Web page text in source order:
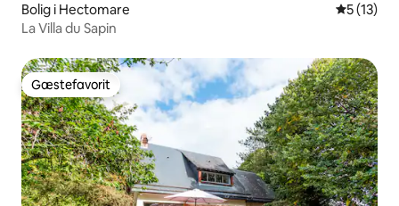
Bolig i Hectomare 5 ud af 5
5 (13)
La Villa du Sapin
Gæstefavorit
Gæstefavorit